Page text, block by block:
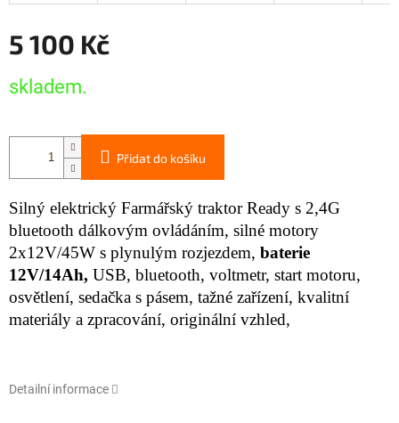
5 100 Kč
cena:
skladem.
Přidat do košíku
Silný elektrický Farmářský traktor Ready s 2,4G
bluetooth dálkovým ovládáním, silné motory
2x12V/45W s plynulým rozjezdem, baterie
12V/14Ah, USB, bluetooth, voltmetr, start motoru,
osvětlení, sedačka s pásem, tažné zařízení, kvalitní
materiály a zpracování, originální vzhled,
Detailní informace